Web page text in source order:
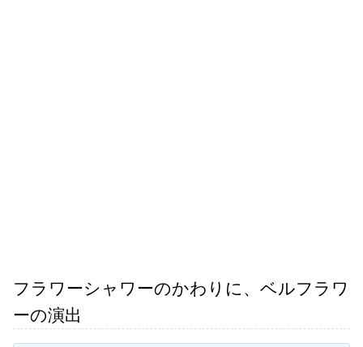
フラワーシャワーのかわりに、ベルフラワ
ーの演出